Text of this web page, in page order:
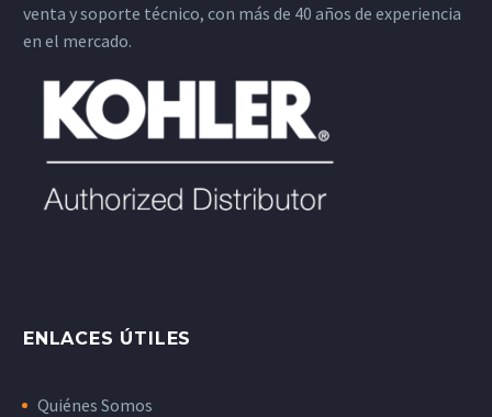
venta y soporte técnico, con más de 40 años de experiencia
en el mercado.
ENLACES ÚTILES
Quiénes Somos